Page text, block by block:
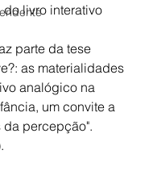
livro interativo
parte da tese
as materialidades
analógico na
um convite a
da percepção".